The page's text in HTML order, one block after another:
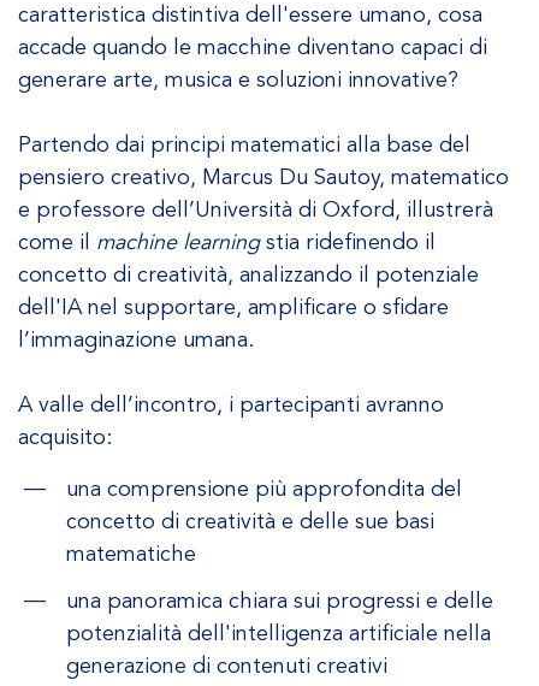
caratteristica distintiva dell'essere umano, cosa
accade quando le macchine diventano capaci di
generare arte, musica e soluzioni innovative?
Partendo dai principi matematici alla base del
pensiero creativo, Marcus Du Sautoy, matematico
e professore dell’Università di Oxford, illustrerà
come il machine learningstia ridefinendo il
concetto di creatività, analizzando il potenziale
dell'IA nel supportare, amplificare o sfidare
l’immaginazione umana.
A valle dell’incontro, i partecipanti avranno
acquisito:
una comprensione più approfondita del
concetto di creatività e delle sue basi
matematiche
una panoramica chiara sui progressi e delle
potenzialità dell'intelligenza artificiale nella
generazione di contenuti creativi